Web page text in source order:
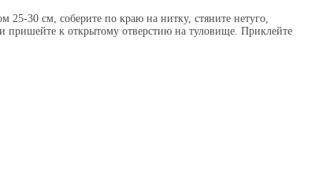
25-30 см, соберите по краю на нитку, стяните нетуго,
пришейте к открытому отверстию на туловище. Приклейте